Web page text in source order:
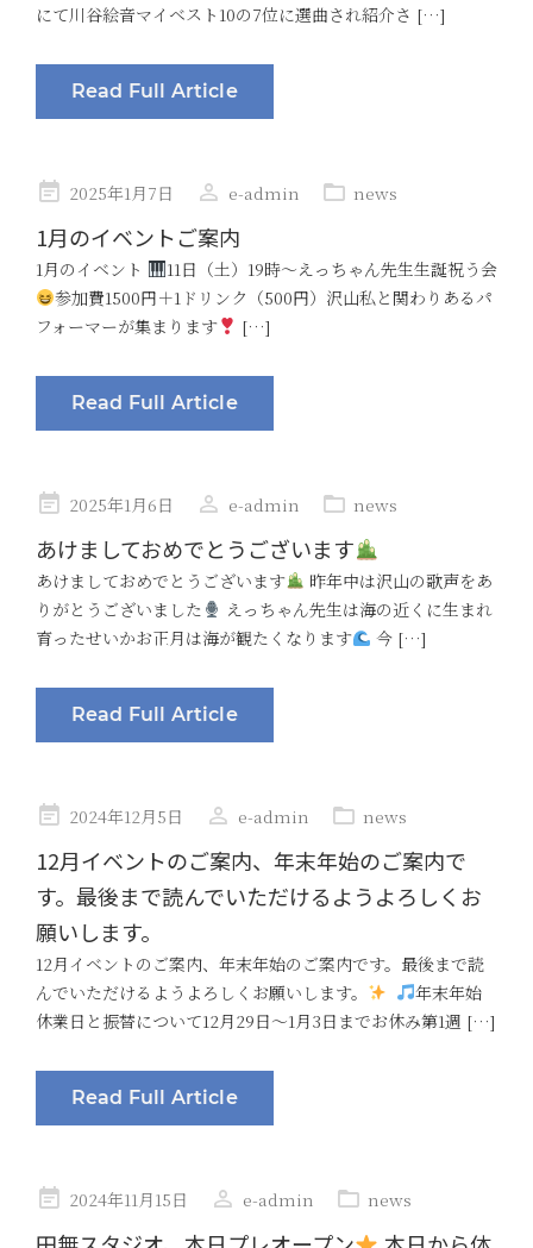
にて川谷絵音マイベスト10の7位に選曲され紹介さ […]
Read Full Article
Posted2025年1月7日 e-admin news
1月のイベントご案内
1月のイベント
11日（土）19時〜えっちゃん先生生誕祝う会
参加費1500円＋1ドリンク（500円）沢山私と関わりあるパ
フォーマーが集まります
[…]
Read Full Article
Posted2025年1月6日 e-admin news
あけましておめでとうございます
あけましておめでとうございます
昨年中は沢山の歌声をあ
りがとうございました
えっちゃん先生は海の近くに生まれ
育ったせいかお正月は海が観たくなります
今 […]
Read Full Article
Posted2024年12月5日 e-admin news
12月イベントのご案内、年末年始のご案内で
す。最後まで読んでいただけるようよろしくお
願いします。
12月イベントのご案内、年末年始のご案内です。最後まで読
んでいただけるようよろしくお願いします。
年末年始
休業日と振替について12月29日〜1月3日までお休み第1週 […]
Read Full Article
Posted2024年11月15日 e-admin news